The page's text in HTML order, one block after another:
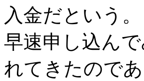
入金だという。
早速申し込ん
れてきたので